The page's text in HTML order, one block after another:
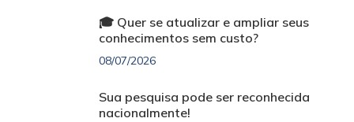
🎓 Quer se atualizar e ampliar seus
conhecimentos sem custo?
08/07/2026
Sua pesquisa pode ser reconhecida
nacionalmente!